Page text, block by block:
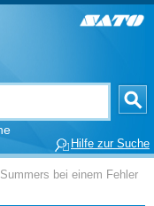
Hilfe zur Suche
bei einem Fehler